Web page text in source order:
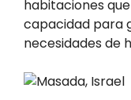
habitaciones
capacidad para
necesidades de